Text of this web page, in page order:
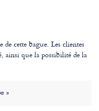
de cette bague. Les clientes
ainsi que la possibilité de la
»